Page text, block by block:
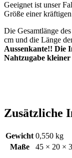
Geeignet ist unser
Größe einer
Die Gesamtlänge
cm und die Länge
Aussenkante!! Die
Nahtzugabe kleiner
Zusätzliche
Gewicht 0,550 kg
Maße
45 × 20 ×